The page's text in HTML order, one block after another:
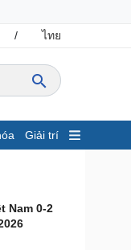
/ ไทย
Giải trí
Nam 0-2